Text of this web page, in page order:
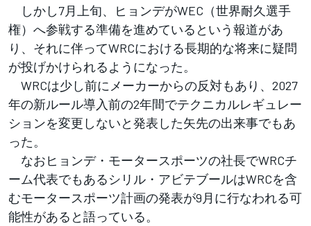
しかし7月上旬、ヒョンデがWEC（世界耐久選手
権）へ参戦する準備を進めているという報道があ
り、それに伴ってWRCにおける長期的な将来に疑問
が投げかけられるようになった。
WRCは少し前にメーカーからの反対もあり、2027
年の新ルール導入前の2年間でテクニカルレギュレー
ションを変更しないと発表した矢先の出来事でもあ
った。
なおヒョンデ・モータースポーツの社長でWRCチ
ーム代表でもあるシリル・アビテブールはWRCを含
むモータースポーツ計画の発表が9月に行なわれる可
能性があると語っている。